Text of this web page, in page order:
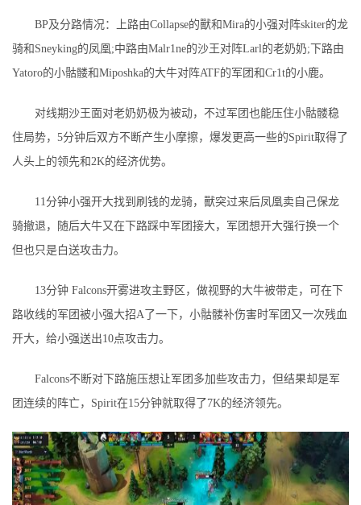
BP及分路情况：上路由Collapse的獸和Mira的小强对阵skiter的龙
骑和Sneyking的凤凰;中路由Malr1ne的沙王对阵Larl的老奶奶;下路由
Yatoro的小骷髅和Miposhka的大牛对阵ATF的军团和Cr1t的小鹿。
对线期沙王面对老奶奶极为被动，不过军团也能压住小骷髅稳
住局势，5分钟后双方不断产生小摩擦，爆发更高一些的Spirit取得了
人头上的领先和2K的经济优势。
11分钟小强开大找到刷钱的龙骑，獸突过来后凤凰卖自己保龙
骑撤退，随后大牛又在下路踩中军团接大，军团想开大强行换一个
但也只是白送攻击力。
13分钟 Falcons开雾进攻主野区，做视野的大牛被带走，可在下
路收线的军团被小强大招A了一下，小骷髅补伤害时军团又一次残血
开大，给小强送出10点攻击力。
Falcons不断对下路施压想让军团多加些攻击力，但结果却是军
团连续的阵亡，Spirit在15分钟就取得了7K的经济领先。